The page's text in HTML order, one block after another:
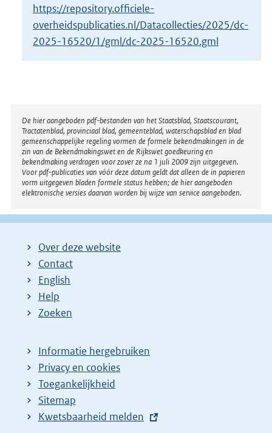
https://repository.officiele-
overheidspublicaties.nl/Datacollecties/2025/dc-
2025-16520/1/gml/dc-2025-16520.gml
Disclaimer
De hier aangeboden pdf-bestanden van het Staatsblad, Staatscourant,
Tractatenblad, provinciaal blad, gemeenteblad, waterschapsblad en blad
gemeenschappelijke regeling vormen de formele bekendmakingen in de
zin van de Bekendmakingswet en de Rijkswet goedkeuring en
bekendmaking verdragen voor zover ze na 1 juli 2009 zijn uitgegeven.
Voor pdf-publicaties van vóór deze datum geldt dat alleen de in papieren
vorm uitgegeven bladen formele status hebben; de hier aangeboden
elektronische versies daarvan worden bij wijze van service aangeboden.
Over deze website
Contact
English
Help
Zoeken
Informatie hergebruiken
Privacy en cookies
Toegankelijkheid
Sitemap
E
Kwetsbaarheid melden